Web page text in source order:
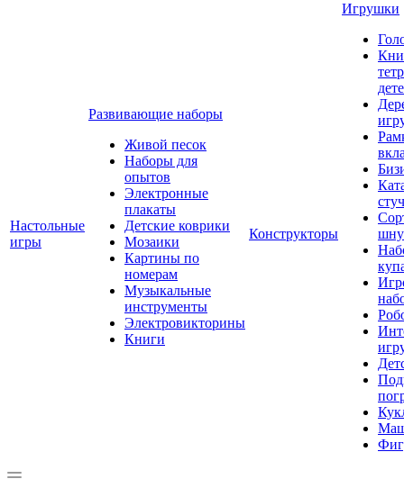
Настольные
игры
Развивающие наборы
Живой песок
Наборы для
опытов
Электронные
плакаты
Детские коврики
Мозаики
Картины по
номерам
Музыкальные
инструменты
Электровикторины
Книги
Конструкторы
Игрушки